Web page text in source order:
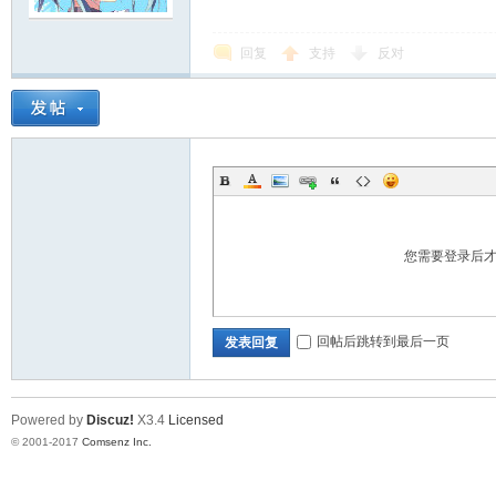
回复 支持 反对
您需要登录后
发表回复 回帖后跳转到最后一页
Powered by Discuz! X3.4 Licensed
© 2001-2017 Comsenz Inc.